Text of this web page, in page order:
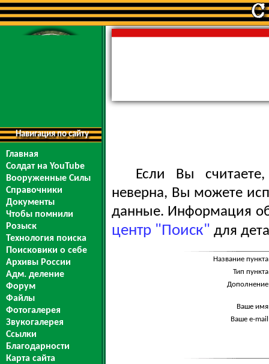
Навигация по сайту
Главная
Солдат на YouTube
Вооруженные Силы
Справочники
Документы
Чтобы помнили
Розыск
Технология поиска
Поисковики о себе
Архивы России
Адм. деление
Форум
Файлы
Фотогалерея
Звукогалерея
Ссылки
Благодарности
Карта сайта
Если Вы
неверна, Вы можете
данные. Информация
центр "Поиск" для
Название
Тип
Ваше
Ваше e-